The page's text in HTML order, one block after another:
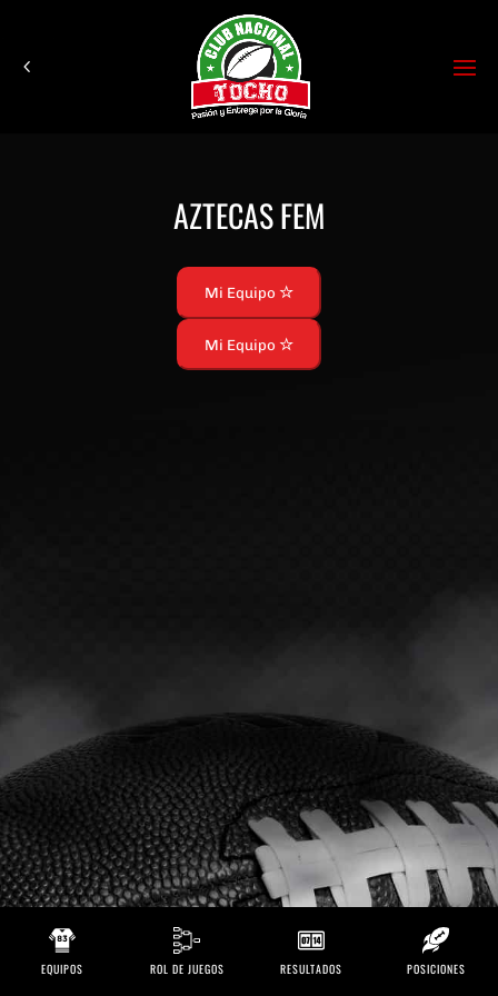
AZTECAS FEM
Mi Equipo
Mi Equipo
EQUIPOS ROL DE JUEGOS RESULTADOS POSICIONES